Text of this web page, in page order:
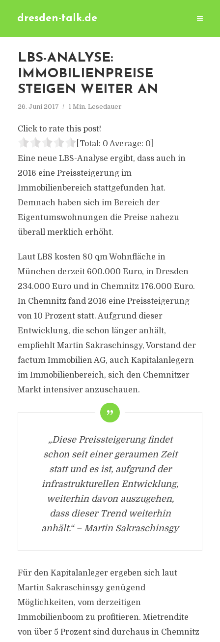
dresden-talk.de
LBS-ANALYSE:
IMMOBILIENPREISE
STEIGEN WEITER AN
26. Juni 2017 1 Min. Lesedauer
Click to rate this post!
[Total: 0 Average: 0]
Eine neue LBS-Analyse ergibt, dass auch in
2016 eine Preissteigerung im
Immobilienbereich stattgefunden hat.
Demnach haben sich im Bereich der
Eigentumswohnungen die Preise nahezu
überall merklich erhöht.
Laut LBS kosten 80 qm Wohnfläche in
München derzeit 600.000 Euro, in Dresden
234.000 Euro und in Chemnitz 176.000 Euro.
In Chemnitz fand 2016 eine Preissteigerung
von 10 Prozent statt. Aufgrund dieser
Entwicklung, die schon länger anhält,
empfiehlt Martin Sakraschinsgy, Vorstand der
factum Immobilien AG, auch Kapitalanlegern
im Immobilienbereich, sich den Chemnitzer
Markt intensiver anzuschauen.
„Diese Preissteigerung findet
schon seit einer geraumen Zeit
statt und es ist, aufgrund der
infrastrukturellen Entwicklung,
weiterhin davon auszugehen,
dass dieser Trend weiterhin
anhält.“ – Martin Sakraschinsgy
Für den Kapitalanleger ergeben sich laut
Martin Sakraschinsgy genügend
Möglichkeiten, vom derzeitigen
Immobilienboom zu profitieren. Mietrendite
von über 5 Prozent sind durchaus in Chemnitz